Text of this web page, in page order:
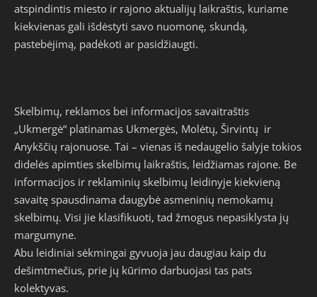
atspindintis miesto ir rajono aktualijų laikraštis, kuriame
kiekvienas gali išdėstyti savo nuomonę, skundą,
pastebėjimą, padėkoti ar pasidžiaugti.
Skelbimų, reklamos bei informacijos savaitraštis
„Ukmergė“ platinamas Ukmergės, Molėtų, Širvintų ir
Anykščių rajonuose. Tai – vienas iš nedaugelio šalyje tokios
didelės apimties skelbimų laikraštis, leidžiamas rajone. Be
informacijos ir reklaminių skelbimų leidinyje kiekvieną
savaitę spausdinama daugybė asmeninių nemokamų
skelbimų. Visi jie klasifikuoti, tad žmogus nepasiklysta jų
margumyne.
Abu leidiniai sėkmingai gyvuoja jau daugiau kaip du
dešimtmečius, prie jų kūrimo darbuojasi tas pats
kolektyvas.